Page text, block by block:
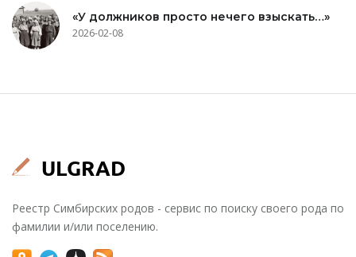
«У должников просто нечего взыскать…»
2026-02-08
Реестр Симбирских родов - сервис по поиску своего рода по
фамилии и/или поселению.